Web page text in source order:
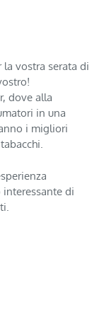
la vostra serata di
dove alla
in una
i migliori
di